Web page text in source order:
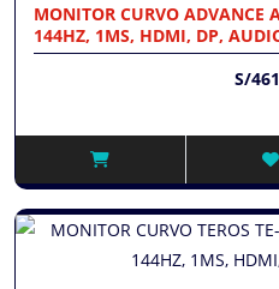
MONITOR CURVO ADVANCE
144HZ, 1MS, HDMI, DP,
S/